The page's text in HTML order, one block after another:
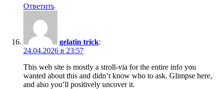
Ответить
gelatin trick:
24.04.2026 в 23:57
This web site is mostly a stroll-via for the entire info you
wanted about this and didn’t know who to ask. Glimpse here,
and also you’ll positively uncover it.